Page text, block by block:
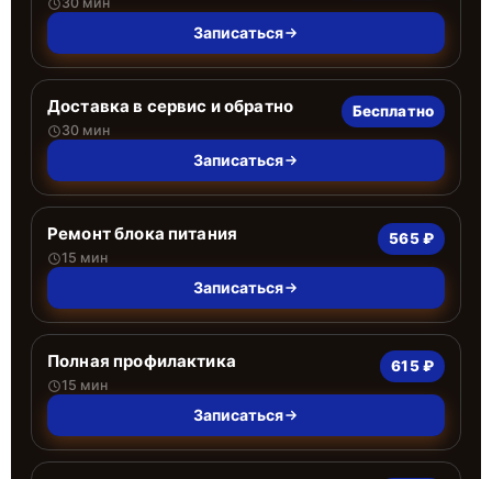
Записаться
Доставка в сервис и обратно
30 мин
Бесплатно
Записаться
Ремонт блока питания
15 мин
565 ₽
Записаться
Полная профилактика
15 мин
615 ₽
Записаться